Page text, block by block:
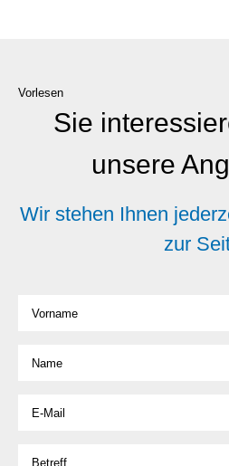
Vorlesen
Sie
unsere
Wir stehen Ihnen
zur